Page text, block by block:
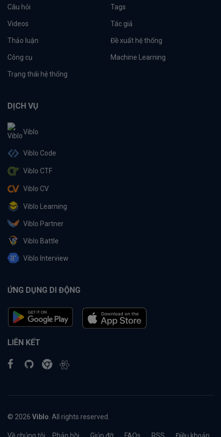
Câu hỏi Tags
Videos Tác giả
Thảo luận Đề xuất hệ thống
Công cụ Machine Learning
Trạng thái hệ thống
DỊCH VỤ
Viblo
Viblo Code
Viblo CTF
Viblo CV
Viblo Learning
Viblo Partner
Viblo Battle
Viblo Interview
ỨNG DỤNG DI ĐỘNG
LIÊN KẾT
© 2026 Viblo . All rights reserved.